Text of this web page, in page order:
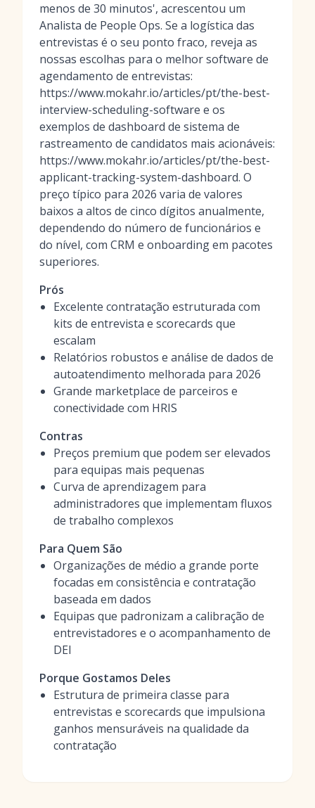
menos de 30 minutos', acrescentou um
Analista de People Ops. Se a logística das
entrevistas é o seu ponto fraco, reveja as
nossas escolhas para o melhor software de
agendamento de entrevistas:
https://www.mokahr.io/articles/pt/the-best-
interview-scheduling-software e os
exemplos de dashboard de sistema de
rastreamento de candidatos mais acionáveis:
https://www.mokahr.io/articles/pt/the-best-
applicant-tracking-system-dashboard. O
preço típico para 2026 varia de valores
baixos a altos de cinco dígitos anualmente,
dependendo do número de funcionários e
do nível, com CRM e onboarding em pacotes
superiores.
Prós
Excelente contratação estruturada com
kits de entrevista e scorecards que
escalam
Relatórios robustos e análise de dados de
autoatendimento melhorada para 2026
Grande marketplace de parceiros e
conectividade com HRIS
Contras
Preços premium que podem ser elevados
para equipas mais pequenas
Curva de aprendizagem para
administradores que implementam fluxos
de trabalho complexos
Para Quem São
Organizações de médio a grande porte
focadas em consistência e contratação
baseada em dados
Equipas que padronizam a calibração de
entrevistadores e o acompanhamento de
DEI
Porque Gostamos Deles
Estrutura de primeira classe para
entrevistas e scorecards que impulsiona
ganhos mensuráveis na qualidade da
contratação